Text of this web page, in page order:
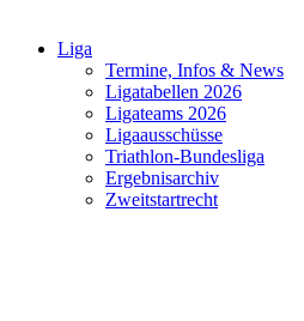
Liga
Termine, Infos & News
Ligatabellen 2026
Ligateams 2026
Ligaausschüsse
Triathlon-Bundesliga
Ergebnisarchiv
Zweitstartrecht